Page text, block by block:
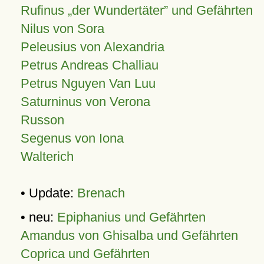
Rufinus „der Wundertäter” und Gefährten
Nilus von Sora
Peleusius von Alexandria
Petrus Andreas Challiau
Petrus Nguyen Van Luu
Saturninus von Verona
Russon
Segenus von Iona
Walterich
• Update: Brenach
• neu: Epiphanius und Gefährten
Amandus von Ghisalba und Gefährten
Coprica und Gefährten